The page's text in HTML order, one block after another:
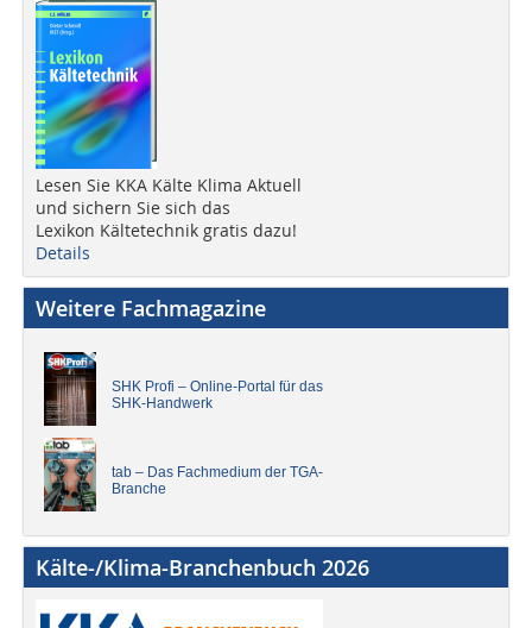
Lesen Sie KKA Kälte Klima Aktuell
und sichern Sie sich das
Lexikon Kältetechnik gratis dazu!
Details
Weitere Fachmagazine
SHK Profi – Online-Portal für das
SHK-Handwerk
tab – Das Fachmedium der TGA-
Branche
Kälte-/Klima-Branchenbuch 2026